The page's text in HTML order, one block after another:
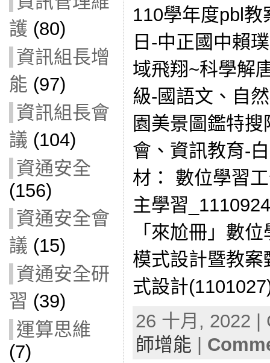
護 (80)
資訊組長增
能 (97)
資訊組長會
議 (104)
資通安全
(156)
資通安全會
議 (15)
資通安全研
習 (39)
運算思維
(7)
110學年度pbl
日-中正國中賴
域飛翔~科學解
級-國語文、自
園美景圖鑑特
會、資訊教育-
材： 數位學習
主學習
「來尬冊」數
模式設計暨教
式設計
26 十月, 2022
師增能